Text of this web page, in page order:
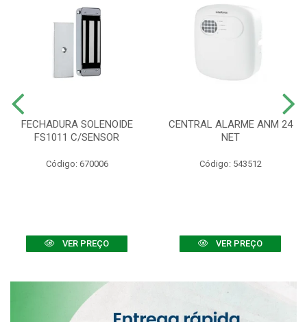
FECHADURA SOLENOIDE
FS1011 C/SENSOR
Código: 670006
VER PREÇO
CENTRAL ALARME ANM 24
NET
Código: 543512
VER PREÇO